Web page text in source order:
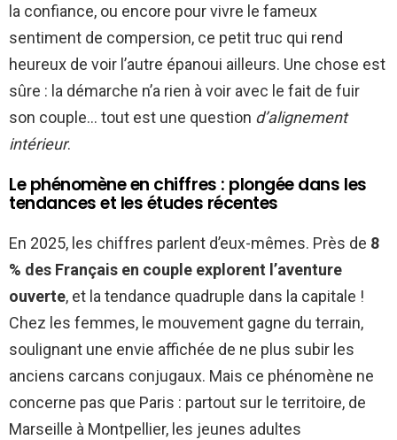
la confiance, ou encore pour vivre le fameux
sentiment de compersion, ce petit truc qui rend
heureux de voir l’autre épanoui ailleurs. Une chose est
sûre : la démarche n’a rien à voir avec le fait de fuir
son couple… tout est une question d’alignement
intérieur.
Le phénomène en chiffres : plongée dans les
tendances et les études récentes
En 2025, les chiffres parlent d’eux-mêmes. Près de 8
% des Français en couple explorent l’aventure
ouverte, et la tendance quadruple dans la capitale !
Chez les femmes, le mouvement gagne du terrain,
soulignant une envie affichée de ne plus subir les
anciens carcans conjugaux. Mais ce phénomène ne
concerne pas que Paris : partout sur le territoire, de
Marseille à Montpellier, les jeunes adultes